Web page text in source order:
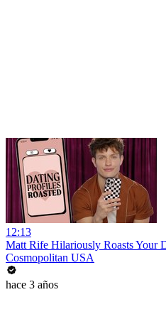
12:13
Matt Rife Hilariously Roasts Your
Cosmopolitan USA
hace 3 años